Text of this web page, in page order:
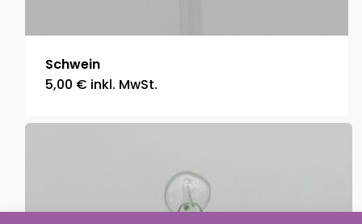
Schwein
5,00 € inkl. MwSt.